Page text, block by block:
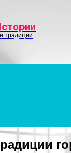
традиции